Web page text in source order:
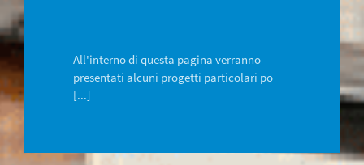
All'interno di questa pagina verranno
presentati alcuni progetti particolari po
[...]